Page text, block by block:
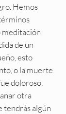
Hemos
meditación
de un
esto
o la muerte
doloroso,
otra
tendrás algún